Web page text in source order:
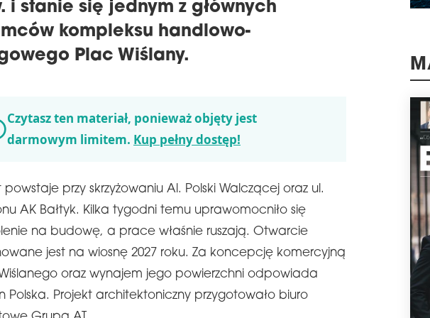
i stanie się jednym z głównych
kompleksu handlowo-
Plac Wiślany.
Czytasz ten materiał, ponieważ objęty jest
darmowym limitem. Kup pełny dostęp!
przy skrzyżowaniu Al. Polski Walczącej oraz ul.
AK Bałtyk. Kilka tygodni temu uprawomocniło się
na budowę, a prace właśnie ruszają. Otwarcie
jest na wiosnę 2027 roku. Za koncepcję komercyjną
oraz wynajem jego powierzchni odpowiada
Polska. Projekt architektoniczny przygotowało biuro
schedule